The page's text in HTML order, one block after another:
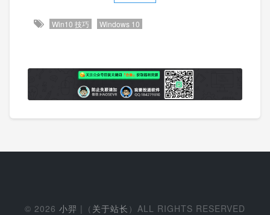
Win10 技巧 Windows 10
© 2026 小羿 |（ 关于站长 ）ALL RIGHTS RESERVED